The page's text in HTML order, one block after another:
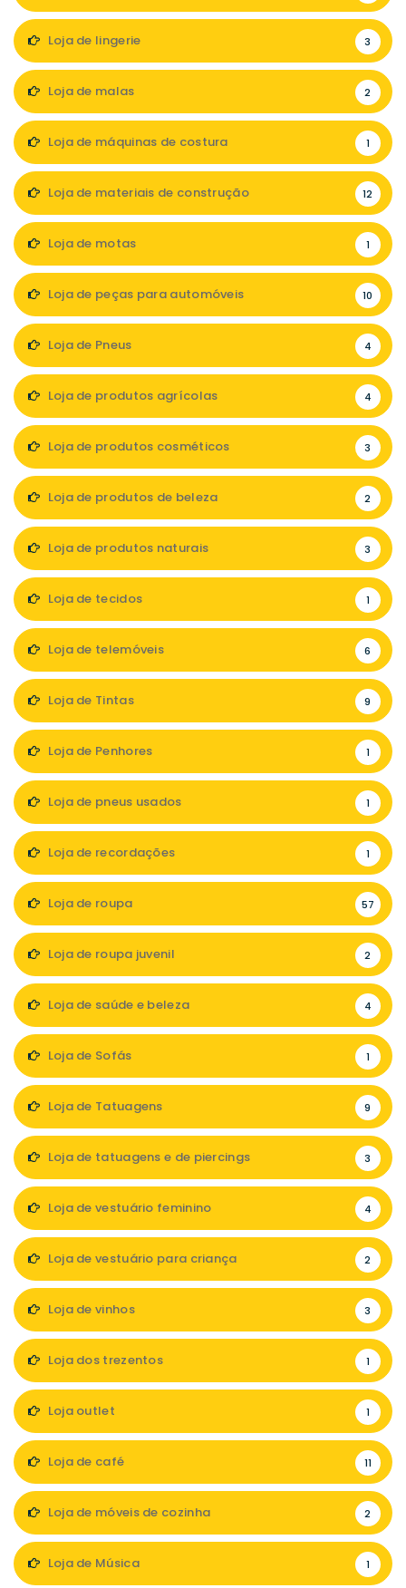
Loja de lingerie 3
Loja de malas 2
Loja de máquinas de costura 1
Loja de materiais de construção 12
Loja de motas 1
Loja de peças para automóveis 10
Loja de Pneus 4
Loja de produtos agrícolas 4
Loja de produtos cosméticos 3
Loja de produtos de beleza 2
Loja de produtos naturais 3
Loja de tecidos 1
Loja de telemóveis 6
Loja de Tintas 9
Loja de Penhores 1
Loja de pneus usados 1
Loja de recordações 1
Loja de roupa 57
Loja de roupa juvenil 2
Loja de saúde e beleza 4
Loja de Sofás 1
Loja de Tatuagens 9
Loja de tatuagens e de piercings 3
Loja de vestuário feminino 4
Loja de vestuário para criança 2
Loja de vinhos 3
Loja dos trezentos 1
Loja outlet 1
Loja de café 11
Loja de móveis de cozinha 2
Loja de Música 1